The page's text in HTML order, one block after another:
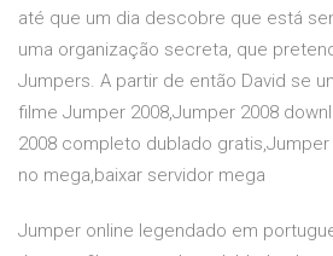
até que um dia descobre que está
uma organização secreta, que
Jumpers. A partir de então David se
filme Jumper 2008,Jumper 2008
2008 completo dublado
no mega,baixar servidor mega
Jumper online legendado em